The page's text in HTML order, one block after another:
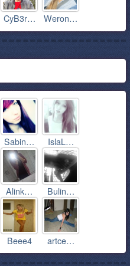
CyB3r… Weron…
Sabin… IslaL…
Alink… Bulin…
Beee4 artce…